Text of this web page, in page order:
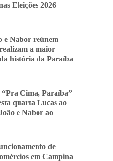
Eleições 2026
e Nabor reúnem
a maior
história da Paraíba
“Pra Cima, Paraíba”
quarta Lucas ao
e Nabor ao
de
em Campina